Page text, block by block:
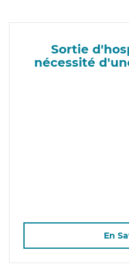
Sortie
nécessité
En